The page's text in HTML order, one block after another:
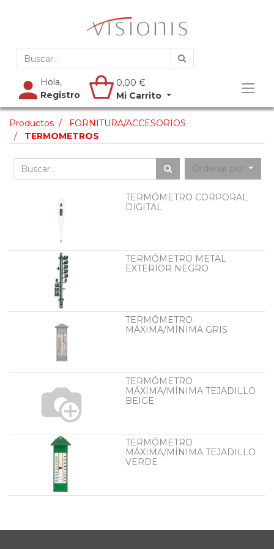
Hola,
Registro
0,00 €
Mi Carrito
Productos
FORNITURA/ACCESORIOS
TERMOMETROS
Ordenar por
TERMÓMETRO CORPORAL
DIGITAL
TERMÓMETRO METAL
EXTERIOR NEGRO
TERMÓMETRO
MÁXIMA/MÍNIMA GRIS
TERMÓMETRO
MÁXIMA/MÍNIMA TEJADILLO
BEIGE
TERMÓMETRO
MÁXIMA/MÍNIMA TEJADILLO
VERDE